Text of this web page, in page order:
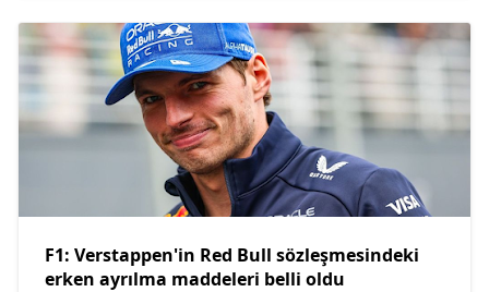
F1: Verstappen'in Red Bull sözleşmesindeki
erken ayrılma maddeleri belli oldu